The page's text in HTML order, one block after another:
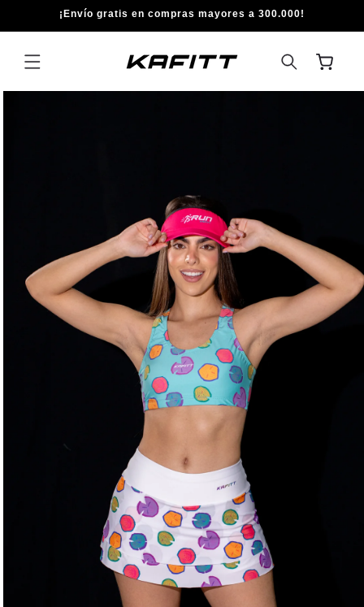
DIRECTAMENTE
AL CONTENIDO
¡Envío gratis en compras mayores a 300.000!
Carrito